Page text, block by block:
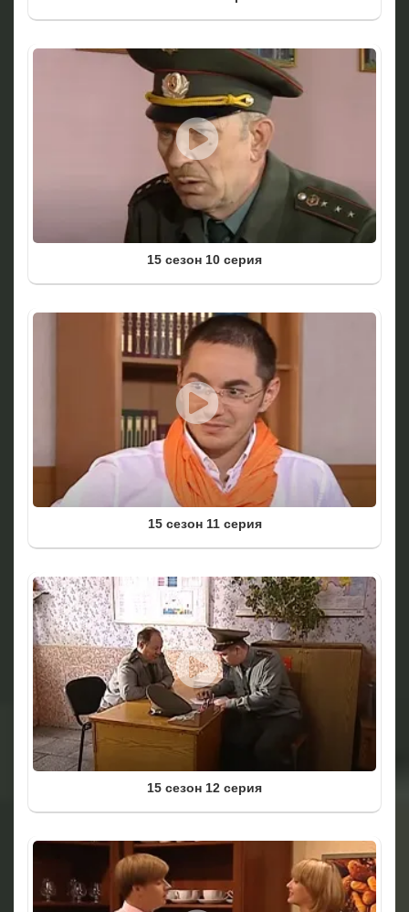
15 сезон 10 серия
15 сезон 11 серия
15 сезон 12 серия